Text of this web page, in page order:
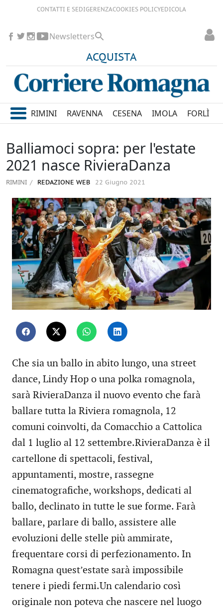
CONTATTI E SEDIGERENZACOOKIES POLICYEDICOLA
ACQUISTA
Newsletters
RIMINI RAVENNA CESENA IMOLA FORLÌ
Balliamoci sopra: per l'estate
2021 nasce RivieraDanza
RIMINI REDAZIONE WEB 22 Giugno 2021
Che sia un ballo in abito lungo, una street
dance, Lindy Hop o una polka romagnola,
sarà RivieraDanza il nuovo evento che farà
ballare tutta la Riviera romagnola, 12
comuni coinvolti, da Comacchio a Cattolica
dal 1 luglio al 12 settembre.RivieraDanza è il
cartellone di spettacoli, festival,
appuntamenti, mostre, rassegne
cinematografiche, workshops, dedicati al
ballo, declinato in tutte le sue forme. Farà
ballare, parlare di ballo, assistere alle
evoluzioni delle stelle più ammirate,
frequentare corsi di perfezionamento. In
Romagna quest’estate sarà impossibile
tenere i piedi fermi.Un calendario così
originale non poteva che nascere nel luogo